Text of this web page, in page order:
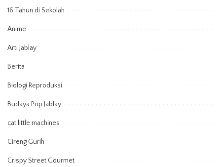
16 Tahun di Sekolah
Anime
Arti Jablay
Berita
Biologi Reproduksi
Budaya Pop Jablay
cat little machines
Cireng Gurih
Crispy Street Gourmet